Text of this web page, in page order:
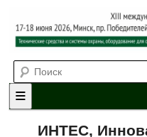
XII
форум
систем охраны,
противопожарной защиты.
20
Главное меню
Перейти к основному
Перейти к
ИНТЕС,